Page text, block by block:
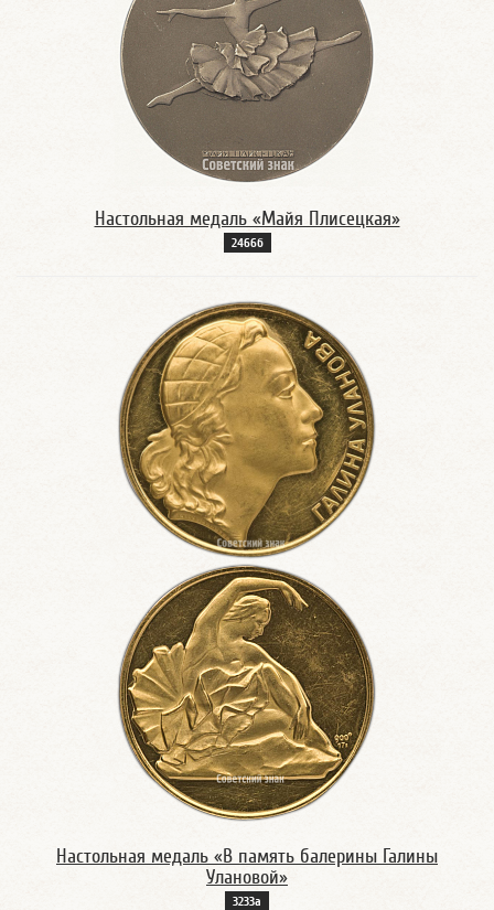
Настольная медаль «Майя Плисецкая»
2466б
Настольная медаль «В память балерины Галины
Улановой»
3233а